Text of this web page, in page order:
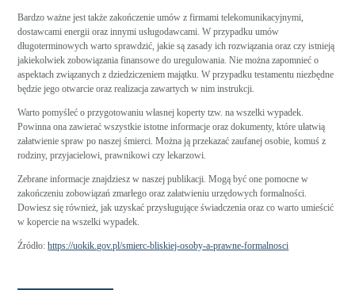
Bardzo ważne jest także zakończenie umów z firmami telekomunikacyjnymi,
dostawcami energii oraz innymi usługodawcami. W przypadku umów
długoterminowych warto sprawdzić, jakie są zasady ich rozwiązania oraz czy istnieją
jakiekolwiek zobowiązania finansowe do uregulowania. Nie można zapomnieć o
aspektach związanych z dziedziczeniem majątku. W przypadku testamentu niezbędne
będzie jego otwarcie oraz realizacja zawartych w nim instrukcji.
Warto pomyśleć o przygotowaniu własnej koperty tzw. na wszelki wypadek.
Powinna ona zawierać wszystkie istotne informacje oraz dokumenty, które ułatwią
załatwienie spraw po naszej śmierci. Można ją przekazać zaufanej osobie, komuś z
rodziny, przyjacielowi, prawnikowi czy lekarzowi.
Zebrane informacje znajdziesz w naszej publikacji. Mogą być one pomocne w
zakończeniu zobowiązań zmarłego oraz załatwieniu urzędowych formalności.
Dowiesz się również, jak uzyskać przysługujące świadczenia oraz co warto umieścić
w kopercie na wszelki wypadek.
Źródło:https://uokik.gov.pl/smierc-bliskiej-osoby-a-prawne-formalnosci